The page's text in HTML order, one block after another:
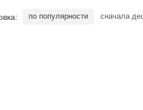
по популярности сначала